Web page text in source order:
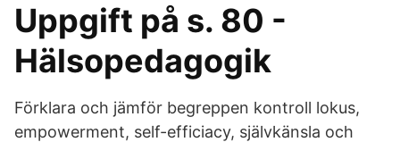
Uppgift på s. 80 -
Hälsopedagogik
Förklara och jämför begreppen kontroll lokus,
empowerment, self-efficiacy, självkänsla och